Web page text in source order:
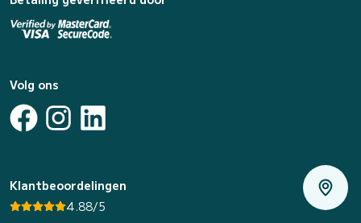
Volg ons
Klantbeoordelingen
4.88/5